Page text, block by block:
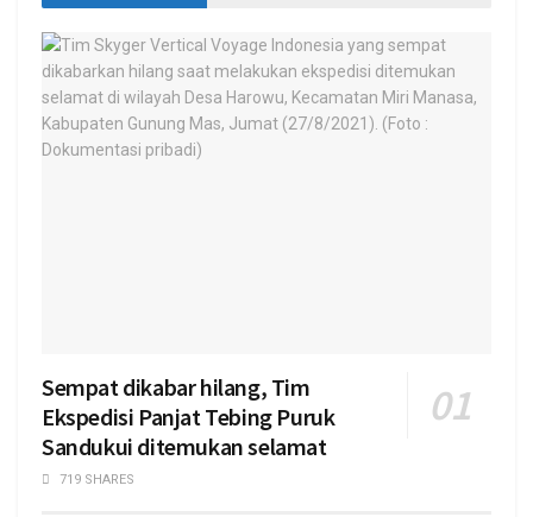
Sempat dikabar hilang, Tim
Ekspedisi Panjat Tebing Puruk
Sandukui ditemukan selamat
719 SHARES